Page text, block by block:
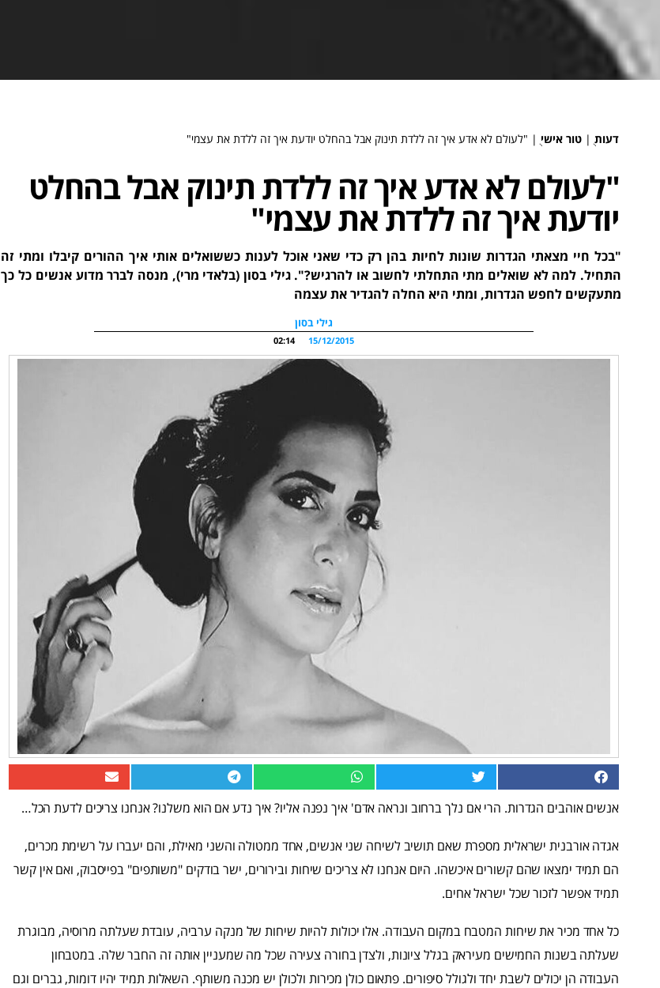
דעות ֻ| טור אישי ֻ| "לעולם לא אדע איך זה ללדת תינוק אבל בהחלט יודעת איך זה ללדת את עצמי"
"לעולם לא אדע איך זה ללדת תינוק אבל בהחלט
יודעת איך זה ללדת את עצמי"
"בכל חיי מצאתי הגדרות שונות לחיות בהן רק כדי שאני אוכל לענות כששואלים אותי איך ההורים קיבלו ומתי זה
התחיל. למה לא שואלים מתי התחלתי לחשוב או להרגיש?". גילי בסון (בלאדי מרי), מנסה לברר מדוע אנשים כל כך
מתעקשים לחפש הגדרות, ומתי היא החלה להגדיר את עצמה
גילי בסון
15/12/2015
02:14
אנשים אוהבים הגדרות. הרי אם נלך ברחוב ונראה אדם' איך נפנה אליו? איך נדע אם הוא משלנו? אנחנו צריכים לדעת הכל…
אגדה אורבנית ישראלית מספרת שאם תושיב לשיחה שני אנשים, אחד ממטולה והשני מאילת, והם יעברו על רשימת מכרים,
הם תמיד ימצאו שהם קשורים איכשהו. היום אנחנו לא צריכים שיחות ובירורים, ישר בודקים "משותפים" בפייסבוק, ואם אין קשר
תמיד אפשר לזכור שכל ישראל אחים.
כל אחד מכיר את שיחות המטבח במקום העבודה. אלו יכולות להיות שיחות של מנקה ערביה, עובדת שעלתה מרוסיה, מבוגרת
שעלתה בשנות החמישים מעיראק בגלל ציונות, ולצדן בחורה צעירה שכל מה שמעניין אותה זה החבר שלה. במטבחון
העבודה הן יכולים לשבת יחד ולגולל סיפורים. פתאום כולן מכירות ולכולן יש מכנה משותף. השאלות תמיד יהיו דומות, גברים וגם